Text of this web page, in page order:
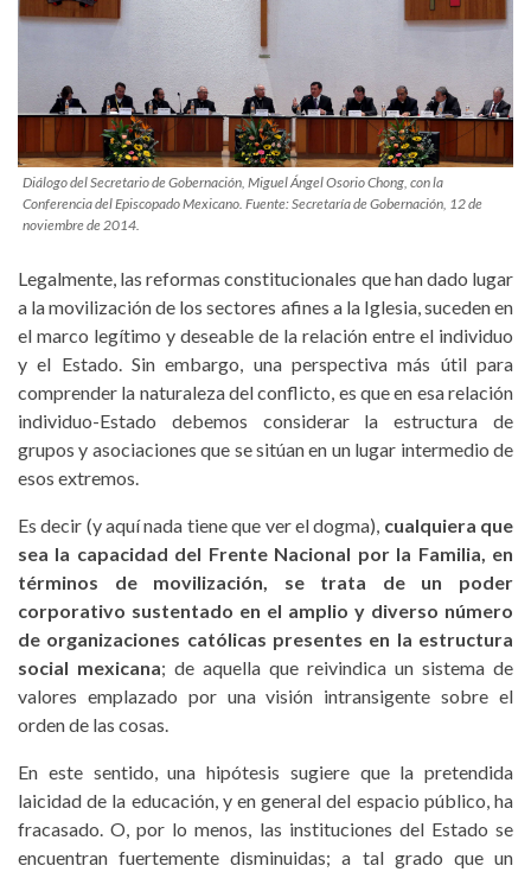
Diálogo del Secretario de Gobernación, Miguel Ángel Osorio Chong, con la
Conferencia del Episcopado Mexicano. Fuente: Secretaría de Gobernación, 12 de
noviembre de 2014.
Legalmente, las reformas constitucionales que han dado lugar
a la movilización de los sectores afines a la Iglesia, suceden en
el marco legítimo y deseable de la relación entre el individuo
y el Estado. Sin embargo, una perspectiva más útil para
comprender la naturaleza del conflicto, es que en esa relación
individuo-Estado debemos considerar la estructura de
grupos y asociaciones que se sitúan en un lugar intermedio de
esos extremos.
Es decir (y aquí nada tiene que ver el dogma), cualquiera que
sea la capacidad del Frente Nacional por la Familia, en
términos de movilización, se trata de un poder
corporativo sustentado en el amplio y diverso número
de organizaciones católicas presentes en la estructura
social mexicana; de aquella que reivindica un sistema de
valores emplazado por una visión intransigente sobre el
orden de las cosas.
En este sentido, una hipótesis sugiere que la pretendida
laicidad de la educación, y en general del espacio público, ha
fracasado. O, por lo menos, las instituciones del Estado se
encuentran fuertemente disminuidas; a tal grado que un